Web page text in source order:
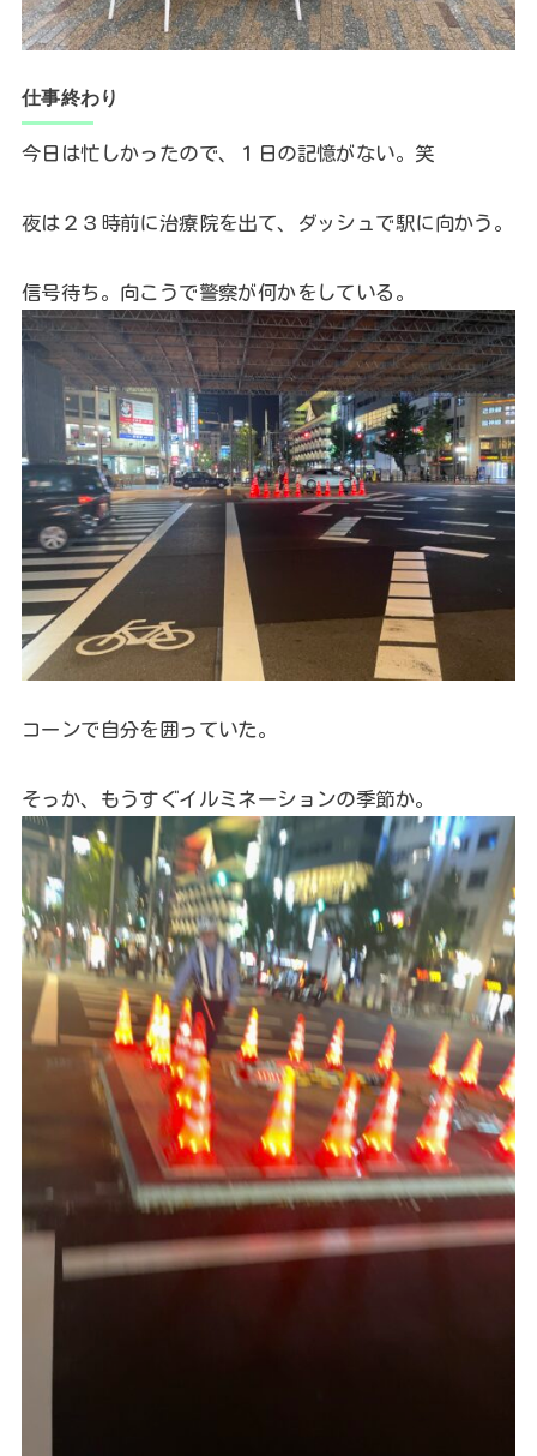
仕事終わり
今日は忙しかったので、１日の記憶がない。笑
夜は２３時前に治療院を出て、ダッシュで駅に向かう。
信号待ち。向こうで警察が何かをしている。
コーンで自分を囲っていた。
そっか、もうすぐイルミネーションの季節か。